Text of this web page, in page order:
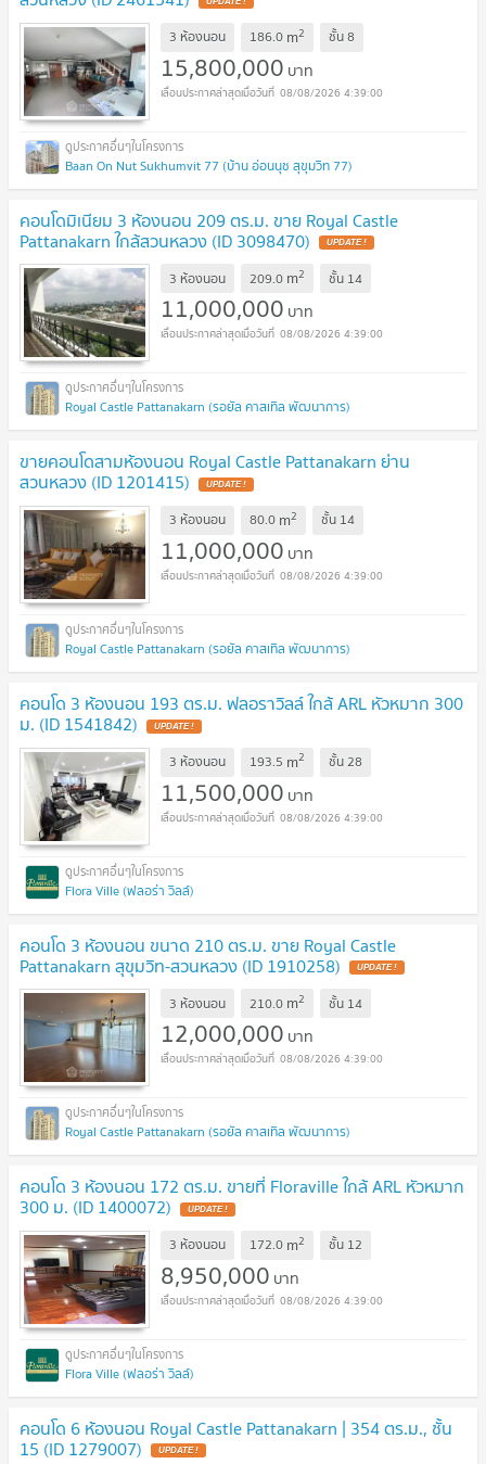
3 ห้องนอน 186.0 m2 ชั้น8
15,800,000 บาท
08/08/2026 4:39:00
Baan On Nut Sukhumvit 77 (บ้าน อ่อนนุช สุขุมวิท 77)
คอนโดมิเนียม 3 ห้องนอน 209 ตร.ม. ขาย Royal Castle
Pattanakarn ใกล้สวนหลวง (ID 3098470) UPDATE !
3 ห้องนอน 209.0 m2 ชั้น 14
11,000,000 บาท
08/08/2026 4:39:00
Royal Castle Pattanakarn (รอยัล คาสเทิล พัฒนาการ)
ขายคอนโดสามห้องนอน Royal Castle Pattanakarn ย่าน
สวนหลวง (ID 1201415) UPDATE !
3 ห้องนอน 80.0 m2 ชั้น 14
11,000,000 บาท
08/08/2026 4:39:00
Royal Castle Pattanakarn (รอยัล คาสเทิล พัฒนาการ)
คอนโด 3 ห้องนอน 193 ตร.ม. ฟลอราวิลล์ ใกล้ ARL หัวหมาก 300
ม. (ID 1541842) UPDATE !
3 ห้องนอน 193.5 m2 ชั้น28
11,500,000 บาท
08/08/2026 4:39:00
Flora Ville (ฟลอร่า วิลล์)
คอนโด 3 ห้องนอน ขนาด 210 ตร.ม. ขาย Royal Castle
Pattanakarn สุขุมวิท-สวนหลวง (ID 1910258) UPDATE !
3 ห้องนอน 210.0 m2 ชั้น 14
12,000,000 บาท
08/08/2026 4:39:00
Royal Castle Pattanakarn (รอยัล คาสเทิล พัฒนาการ)
คอนโด 3 ห้องนอน 172 ตร.ม. ขายที่ Floraville ใกล้ ARL หัวหมาก
300 ม. (ID 1400072) UPDATE !
3 ห้องนอน 172.0 m2 ชั้น 12
8,950,000 บาท
08/08/2026 4:39:00
Flora Ville (ฟลอร่า วิลล์)
คอนโด 6 ห้องนอน Royal Castle Pattanakarn | 354 ตร.ม., ชั้น
15 (ID 1279007) UPDATE !